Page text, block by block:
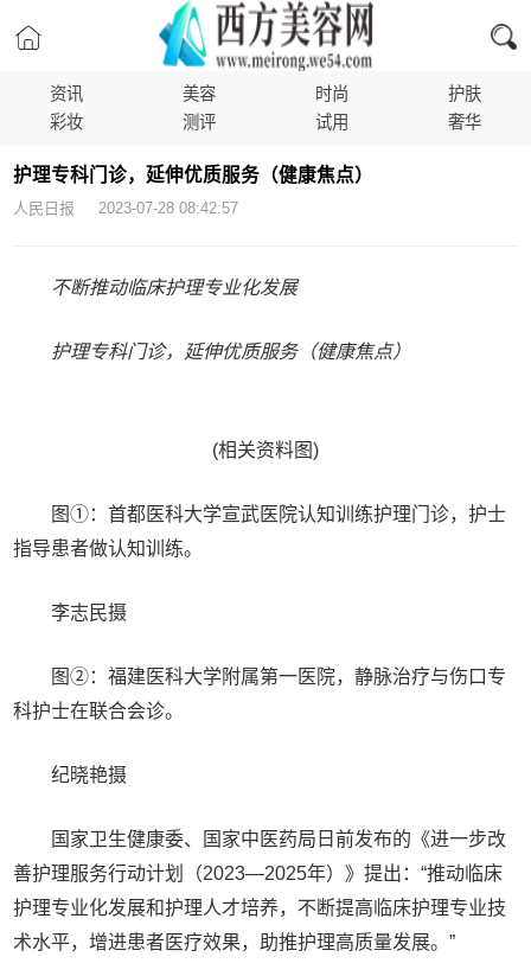
资讯 美容 时尚
护肤
彩妆
测评 试用 奢华
护理专科门诊，延伸优质服务（健康焦点）
人民日报 2023-07-28 08:42:57
不断推动临床护理专业化发展
护理专科门诊，延伸优质服务（健康焦点）
(相关资料图)
图①：首都医科大学宣武医院认知训练护理门诊，护士
指导患者做认知训练。
李志民摄
图②：福建医科大学附属第一医院，静脉治疗与伤口专
科护士在联合会诊。
纪晓艳摄
国家卫生健康委、国家中医药局日前发布的《进一步改
善护理服务行动计划（2023—2025年）》提出：“推动临床
护理专业化发展和护理人才培养，不断提高临床护理专业技
术水平，增进患者医疗效果，助推护理高质量发展。”